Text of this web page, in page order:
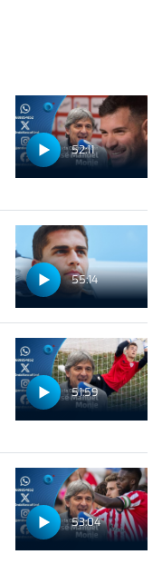
52:11
55:14
51:59
53:04